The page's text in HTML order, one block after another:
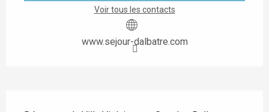
Voir tous les contacts
www.sejour-dalbatre.com